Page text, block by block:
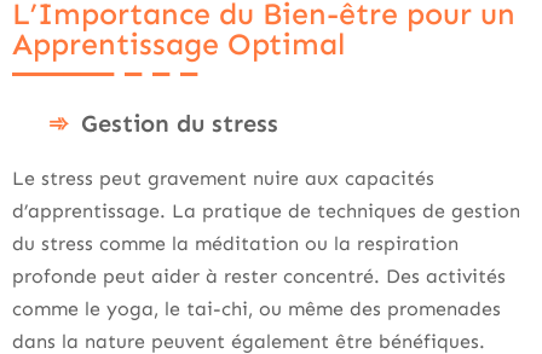
L’Importance du Bien-être pour un
Apprentissage Optimal
Gestion du stress
Le stress peut gravement nuire aux capacités
d’apprentissage. La pratique de techniques de gestion
du stress comme la méditation ou la respiration
profonde peut aider à rester concentré. Des activités
comme le yoga, le tai-chi, ou même des promenades
dans la nature peuvent également être bénéfiques.